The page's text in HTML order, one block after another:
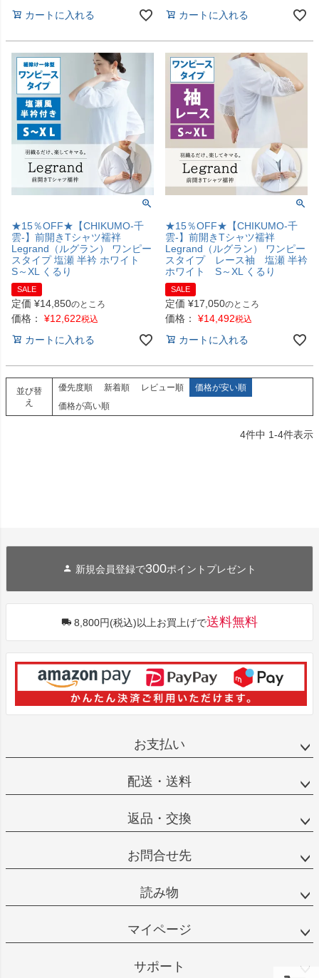
カートに入れる カートに入れる
★15％OFF★【CHIKUMO-千
雲-】前開きTシャツ襦袢
Legrand（ルグラン） ワンピー
スタイプ 塩瀬 半衿 ホワイト
S～XL くるり
SALE
定価 ¥14,850のところ
価格： ¥12,622税込
カートに入れる
★15％OFF★【CHIKUMO-千
雲-】前開きTシャツ襦袢
Legrand（ルグラン） ワンピー
スタイプ レース袖 塩瀬 半衿
ホワイト S～XL くるり
SALE
定価 ¥17,050のところ
価格： ¥14,492税込
カートに入れる
並び替
え
優先度順 新着順 レビュー順
価格が安い順
価格が高い順
4件中 1-4件表示
新規会員登録で300ポイントプレゼント
8,800円(税込)以上お買上げで送料無料
お支払い
配送・送料
返品・交換
お問合せ先
読み物
マイページ
サポート